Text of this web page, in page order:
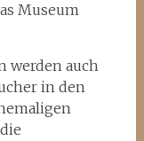
Museum
werden auch
in den